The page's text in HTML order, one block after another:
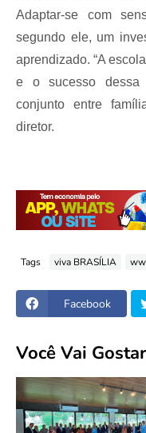
Adaptar-se com
segundo ele, um
aprendizado. “A
e o sucesso dessa
conjunto entre
diretor.
Tags viva BRASÍLIA
Facebook
Você Vai Gostar